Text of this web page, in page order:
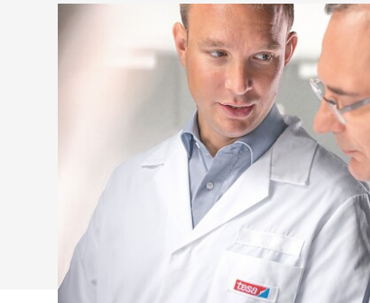
Les plus hautes exigences de
et les clients
Nous étoffons sans cesse notre savoir
les meilleurs services et la meilleure
compris dans nos domaines
clichés » et « Raccord ».